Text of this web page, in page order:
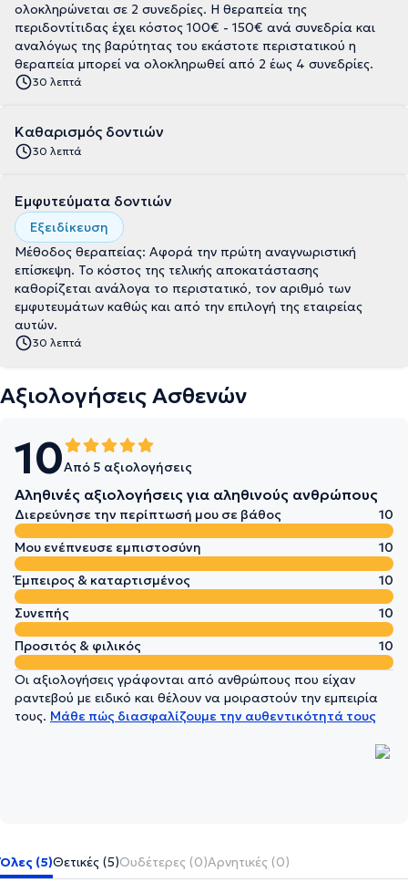
ολοκληρώνεται σε 2 συνεδρίες. Η θεραπεία της
περιδοντίτιδας έχει κόστος 100€ - 150€ ανά συνεδρία και
αναλόγως της βαρύτητας του εκάστοτε περιστατικού η
θεραπεία μπορεί να ολοκληρωθεί από 2 έως 4 συνεδρίες.
30 λεπτά
Καθαρισμός δοντιών
30 λεπτά
Εμφυτεύματα δοντιών
Εξειδίκευση
Μέθοδος θεραπείας: Αφορά την πρώτη αναγνωριστική
επίσκεψη. Το κόστος της τελικής αποκατάστασης
καθορίζεται ανάλογα το περιστατικό, τον αριθμό των
εμφυτευμάτων καθώς και από την επιλογή της εταιρείας
αυτών.
30 λεπτά
Αξιολογήσεις Ασθενών
10Από 5 αξιολογήσεις
Αληθινές αξιολογήσεις για αληθινούς ανθρώπους
Διερεύνησε την περίπτωσή μου σε βάθος
10
Μου ενέπνευσε εμπιστοσύνη
10
Έμπειρος & καταρτισμένος
10
Συνεπής
10
Προσιτός & φιλικός
10
Οι αξιολογήσεις γράφονται από ανθρώπους που είχαν
ραντεβού με ειδικό και θέλουν να μοιραστούν την εμπειρία
τους. Μάθε πώς διασφαλίζουμε την αυθεντικότητά τους
Όλες (5)Θετικές (5)Ουδέτερες (0)Αρνητικές (0)